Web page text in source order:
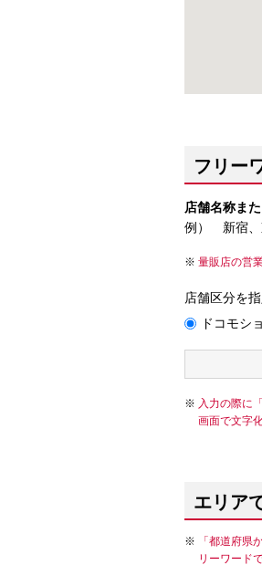
フリー
店舗名称ま
例） 新宿、
量販店の営
店舗区分を
ドコモシ
入力の際に
画面で文字
エリア
「都道府県
リーワード